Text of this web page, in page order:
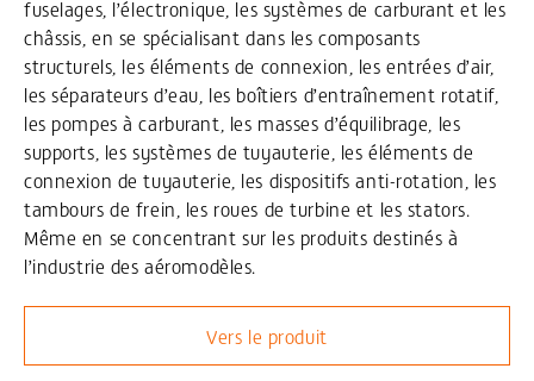
fuselages, l’électronique, les systèmes de carburant et les
châssis, en se spécialisant dans les composants
structurels, les éléments de connexion, les entrées d’air,
les séparateurs d’eau, les boîtiers d’entraînement rotatif,
les pompes à carburant, les masses d’équilibrage, les
supports, les systèmes de tuyauterie, les éléments de
connexion de tuyauterie, les dispositifs anti-rotation, les
tambours de frein, les roues de turbine et les stators.
Même en se concentrant sur les produits destinés à
l’industrie des aéromodèles.
Vers le produit